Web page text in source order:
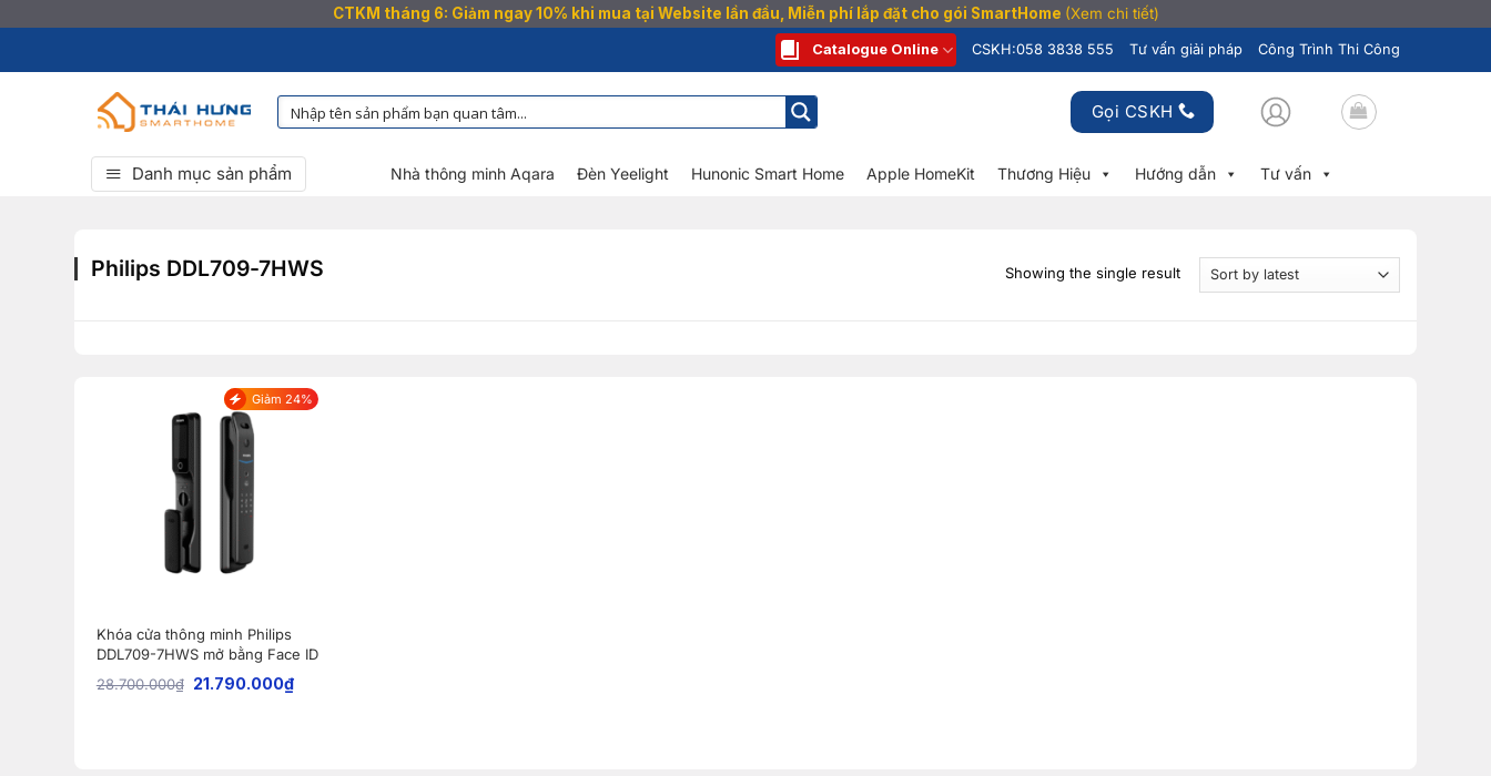
CTKM tháng 6: Giảm ngay 10% khi mua tại Website lần đầu, Miễn phí lắp đặt cho gói SmartHome (Xem chi tiết)
qua
Catalogue Online CSKH:058 3838 555 Tư vấn giải pháp Công Trình Thi Công
Gọi CSKH
Danh mục sản phẩm Nhà thông minh Aqara Đèn Yeelight Hunonic Smart Home Apple HomeKit Thương Hiệu Hướng dẫn Tư vấn
Philips DDL709-7HWS Showing the single result
Giảm 24%
Khóa cửa thông minh Philips
DDL709-7HWS mở bằng Face ID
28.700.000₫ 21.790.000₫